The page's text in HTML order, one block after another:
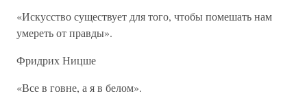
«Искусство существует для того, чтобы помешать нам
умереть от правды».
Фридрих Ницше
«Все в говне, а я в белом».